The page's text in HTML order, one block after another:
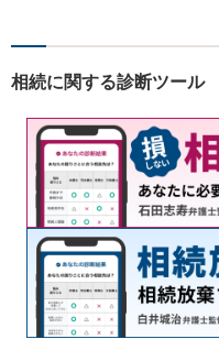
い！
相続に関する診断ツール